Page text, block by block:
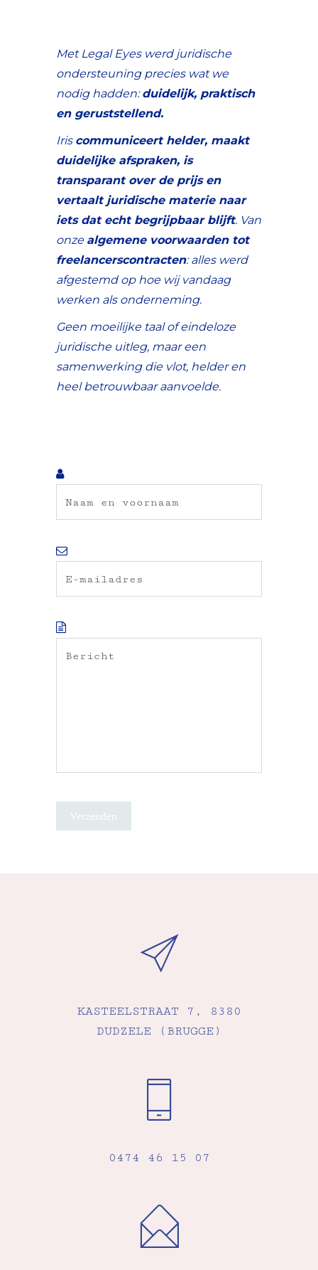
Met Legal Eyes werd juridische
ondersteuning precies wat we
nodig hadden:duidelijk, praktisch
en geruststellend.
Iris communiceert helder, maakt
duidelijke afspraken, is
transparant over de prijs en
vertaalt juridische materie naar
iets dat echt begrijpbaar blijft. Van
onze algemene voorwaarden tot
freelancerscontracten: alles werd
afgestemd op hoe wij vandaag
werken als onderneming.
Geen moeilijke taal of eindeloze
juridische uitleg, maar een
samenwerking die vlot, helder en
heel betrouwbaar aanvoelde.
KASTEELSTRAAT 7, 8380
DUDZELE (BRUGGE)
0474 46 15 07